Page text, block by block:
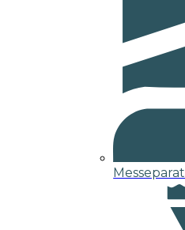
Messeparat